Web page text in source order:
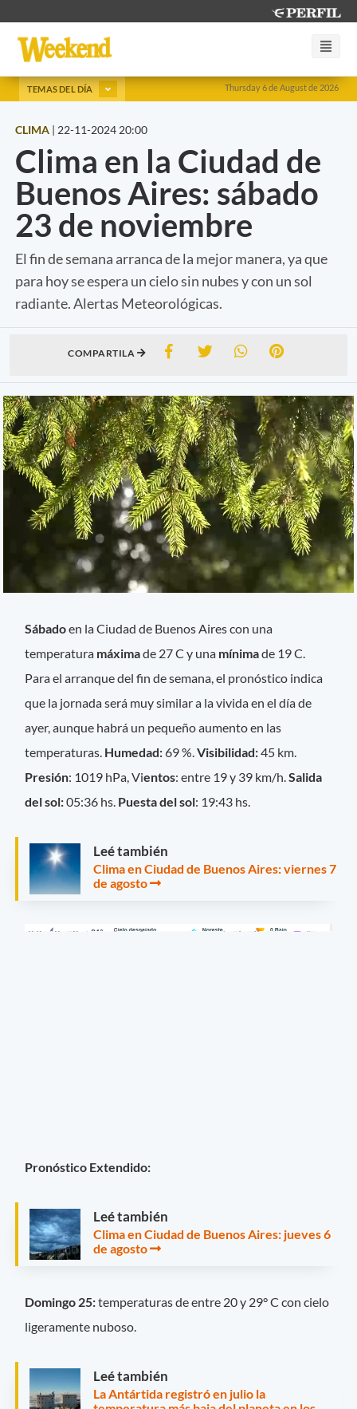
Thursday 6 de August de 2026
TEMAS DEL DÍA
CLIMA | 22-11-2024 20:00
Clima en la Ciudad de
Buenos Aires: sábado
23 de noviembre
El fin de semana arranca de la mejor manera, ya que
para hoy se espera un cielo sin nubes y con un sol
radiante. Alertas Meteorológicas.
COMPARTILA
Sábadoen la Ciudad de Buenos Aires con una
temperatura máximade 27 C y una mínimade 19 C.
Para el arranque del fin de semana, el pronóstico indica
que la jornada será muy similar a la vivida en el día de
ayer, aunque habrá un pequeño aumento en las
temperaturas. Humedad:69 %.Visibilidad:45 km.
Presión: 1019 hPa, Vientos: entre 19 y 39 km/h.Salida
del sol:05:36 hs. Puesta del sol: 19:43 hs.
Leé también
Clima en Ciudad de Buenos Aires: viernes 7
de agosto
Pronóstico Extendido:
Leé también
Clima en Ciudad de Buenos Aires: jueves 6
de agosto
Domingo 25:temperaturas de entre 20 y 29° C con cielo
ligeramente nuboso.
Leé también
La Antártida registró en julio la